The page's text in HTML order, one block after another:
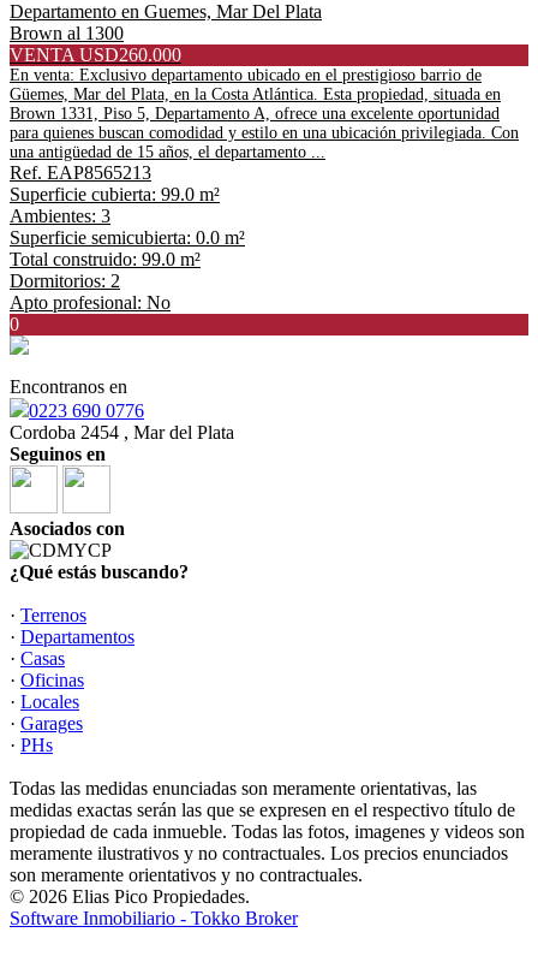
Departamento en Guemes, Mar Del Plata
Brown al 1300
VENTA USD260.000
En venta: Exclusivo departamento ubicado en el prestigioso barrio de
Güemes, Mar del Plata, en la Costa Atlántica. Esta propiedad, situada en
Brown 1331, Piso 5, Departamento A, ofrece una excelente oportunidad
para quienes buscan comodidad y estilo en una ubicación privilegiada. Con
una antigüedad de 15 años, el departamento ...
Ref. EAP8565213
Superficie cubierta: 99.0 m²
Ambientes: 3
Superficie semicubierta: 0.0 m²
Total construido: 99.0 m²
Dormitorios: 2
Apto profesional: No
0
Encontranos en
0223 690 0776
Cordoba 2454 , Mar del Plata
Seguinos en
Asociados con
¿Qué estás buscando?
· Terrenos
· Departamentos
· Casas
· Oficinas
· Locales
· Garages
· PHs
Todas las medidas enunciadas son meramente orientativas, las
medidas exactas serán las que se expresen en el respectivo título de
propiedad de cada inmueble. Todas las fotos, imagenes y videos son
meramente ilustrativos y no contractuales. Los precios enunciados
son meramente orientativos y no contractuales.
© 2026 Elias Pico Propiedades.
Software Inmobiliario - Tokko Broker